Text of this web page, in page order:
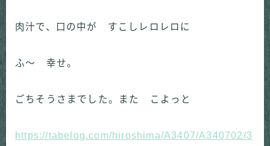
肉汁で、口の中が すこしレロレロに
ふ～ 幸せ。
ごちそうさまでした。また こよっと
https://tabelog.com/hiroshima/A3407/A340702/3